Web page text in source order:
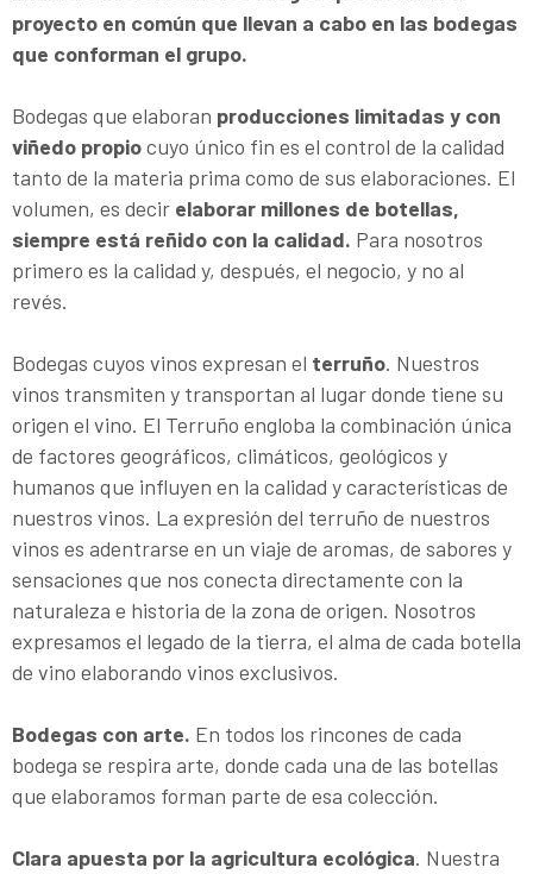
proyecto en común que llevan a cabo en las bodegas
que conforman el grupo.
Bodegas que elaboran producciones limitadas y con
viñedo propiocuyo único fin es el control de la calidad
tanto de la materia prima como de sus elaboraciones. El
volumen, es decir elaborar millones de botellas,
siempre está reñido con la calidad. Para nosotros
primero es la calidad y, después, el negocio, y no al
revés.
Bodegas cuyos vinos expresan el terruño. Nuestros
vinos transmiten y transportan al lugar donde tiene su
origen el vino. El Terruño engloba la combinación única
de factores geográficos, climáticos, geológicos y
humanos que influyen en la calidad y características de
nuestros vinos. La expresión del terruño de nuestros
vinos es adentrarse en un viaje de aromas, de sabores y
sensaciones que nos conecta directamente con la
naturaleza e historia de la zona de origen. Nosotros
expresamos el legado de la tierra, el alma de cada botella
de vino elaborando vinos exclusivos.
Bodegas con arte. En todos los rincones de cada
bodega se respira arte, donde cada una de las botellas
que elaboramos forman parte de esa colección.
Clara apuesta por la agricultura ecológica. Nuestra